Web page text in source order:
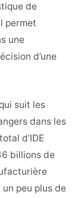
de
permet
une
d’une
suit les
dans les
d’IDE
billions de
peu plus de